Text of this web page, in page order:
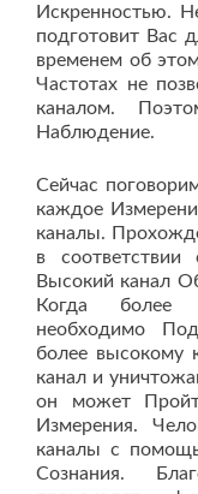
Искренностью.
подготовит Вас
временем об
Частотах не
каналом.
Наблюдение.
Сейчас
каждое
каналы.
в
Высокий канал
Когда более
необходимо
более высокому
канал и
он может
Измерения.
каналы с
Сознания.